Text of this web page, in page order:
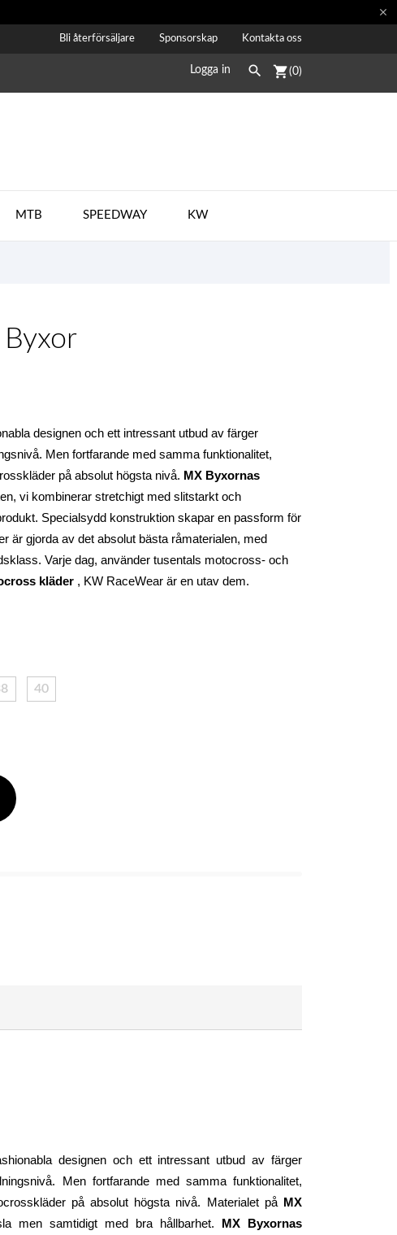

Bli återförsäljare Sponsorskap Kontakta oss
Logga in  shopping_cart(0)
MTB SPEEDWAY KW
designen och ett intressant utbud av färger
Men fortfarande med samma funktionalitet,
på absolut högsta nivå. MX Byxornas
vi kombinerar stretchigt med slitstarkt och
Specialsydd konstruktion skapar en passform för
är gjorda av det absolut bästa råmaterialen, med
Varje dag, använder tusentals motocross- och
kläder , KW RaceWear är en utav dem.
40
designen och ett intressant utbud av färger
Men fortfarande med samma funktionalitet,
på absolut högsta nivå. Materialet på MX
men samtidigt med bra hållbarhet.
MX Byxornas